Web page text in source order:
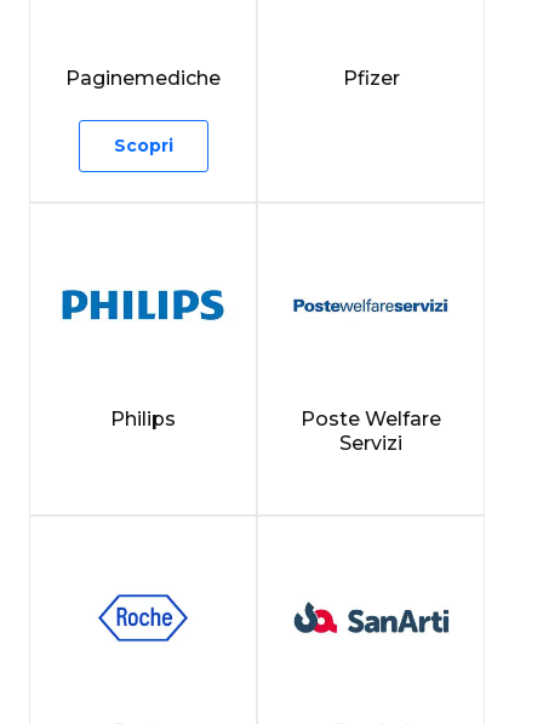
Paginemediche
Scopri
Pfizer
Philips
Poste Welfare
Servizi